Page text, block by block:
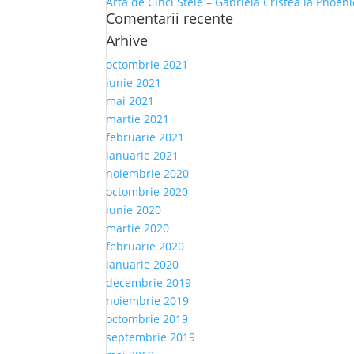
Comentarii recente
Arhive
octombrie 2021
iunie 2021
mai 2021
martie 2021
februarie 2021
ianuarie 2021
noiembrie 2020
octombrie 2020
iunie 2020
martie 2020
februarie 2020
ianuarie 2020
decembrie 2019
noiembrie 2019
octombrie 2019
septembrie 2019